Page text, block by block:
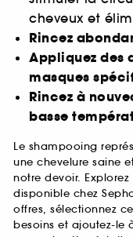
cheveux et
Rincez
Appliquez des
masques
Rincez à
basse
Le shampooing
une chevelure saine
notre devoir.
disponible chez
offres, sélectionnez
besoins et ajoutez-le